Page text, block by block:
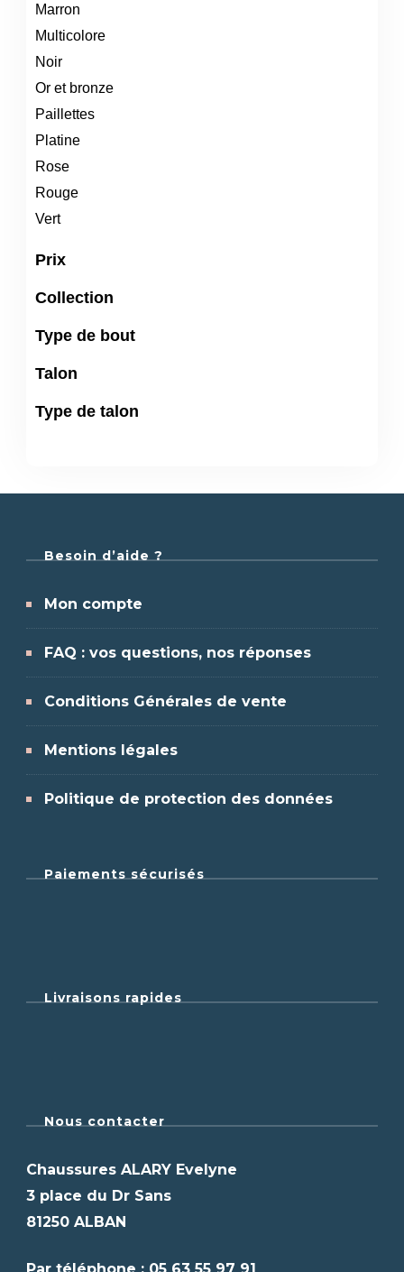
Marron
Multicolore
Noir
Or et bronze
Paillettes
Platine
Rose
Rouge
Vert
Prix
Collection
Type de bout
Talon
Type de talon
Besoin d’aide ?
Mon compte
FAQ : vos questions, nos réponses
Conditions Générales de vente
Mentions légales
Politique de protection des données
Paiements sécurisés
Livraisons rapides
Nous contacter
Chaussures ALARY Evelyne
3 place du Dr Sans
81250 ALBAN